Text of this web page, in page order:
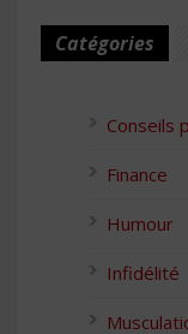
Catégories
Conseils
Finance
Humour
Infidélité